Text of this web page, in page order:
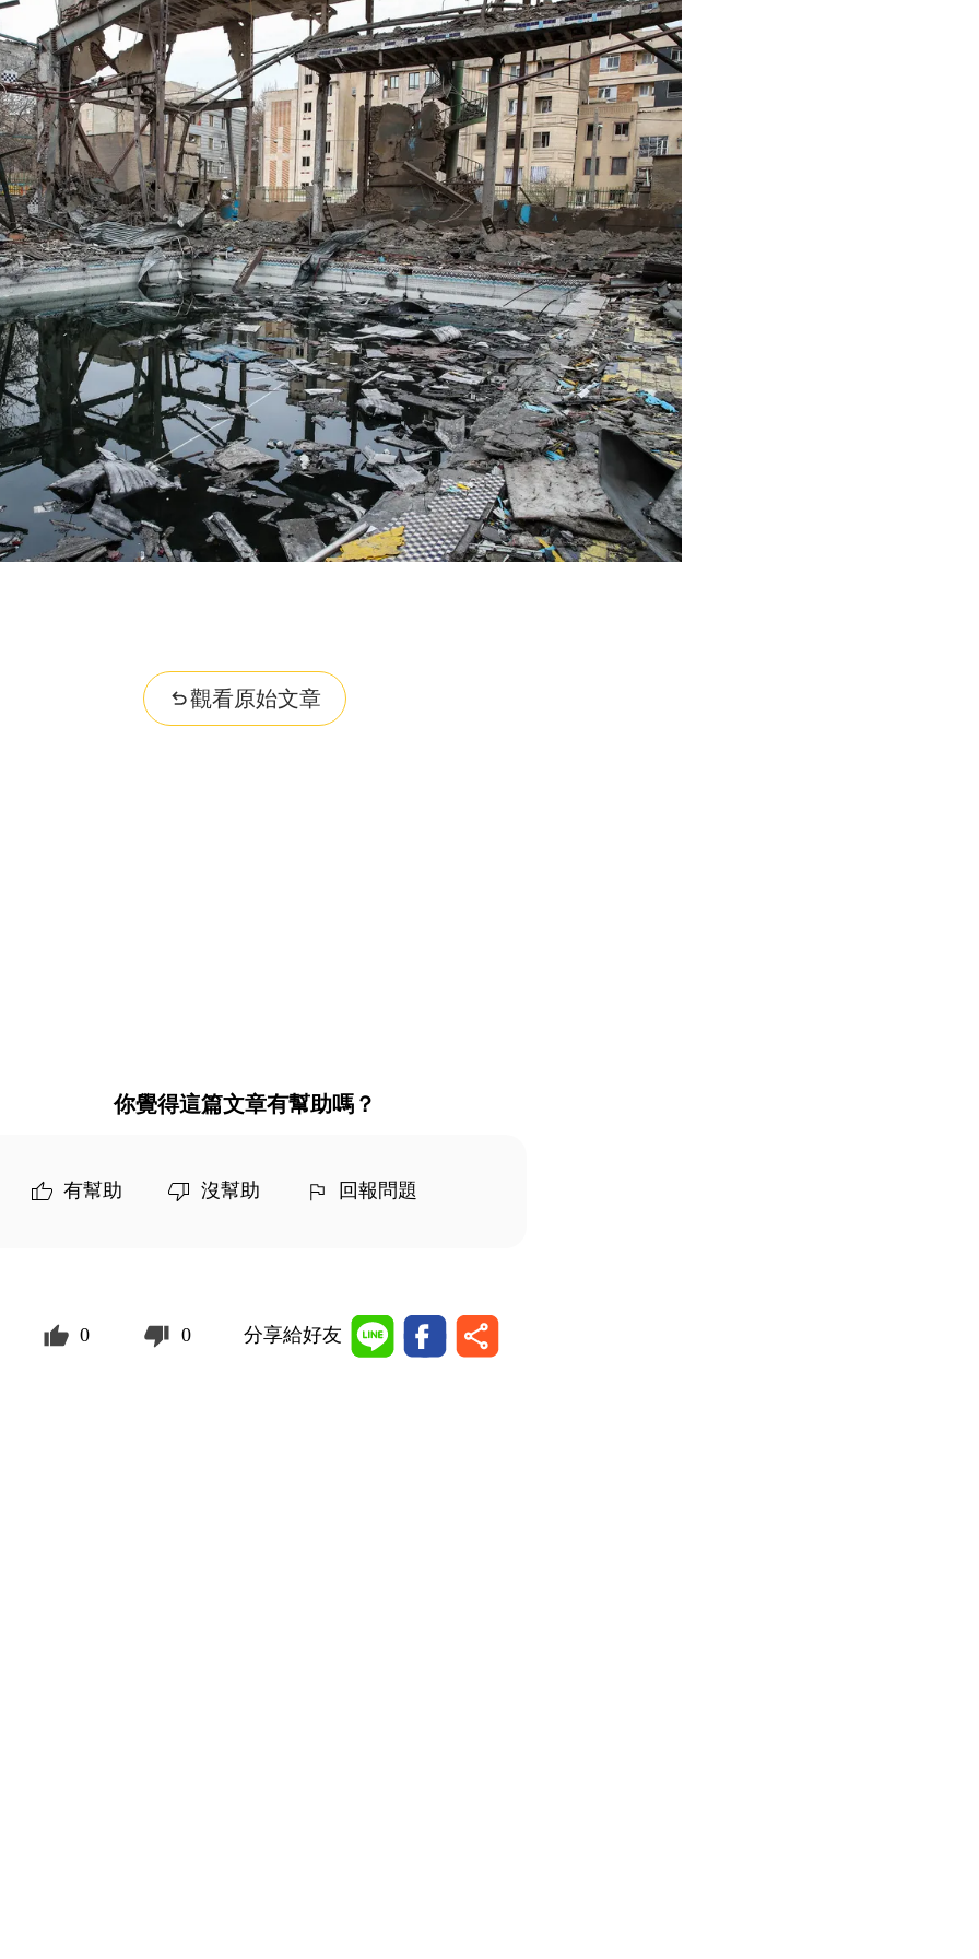
觀看原始文章
你覺得這篇文章有幫助嗎？
有幫助 沒幫助 回報問題
0 0 分享給好友